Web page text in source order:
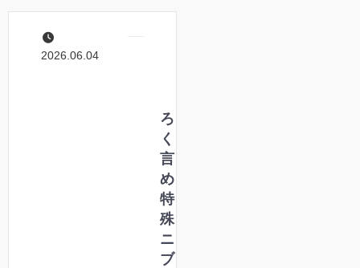
2026.06.04
ろ
く
言
め
特
殊
ニ
ブ